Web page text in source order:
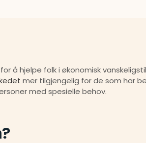
mer tilgjengelig for de som har
med spesielle behov.